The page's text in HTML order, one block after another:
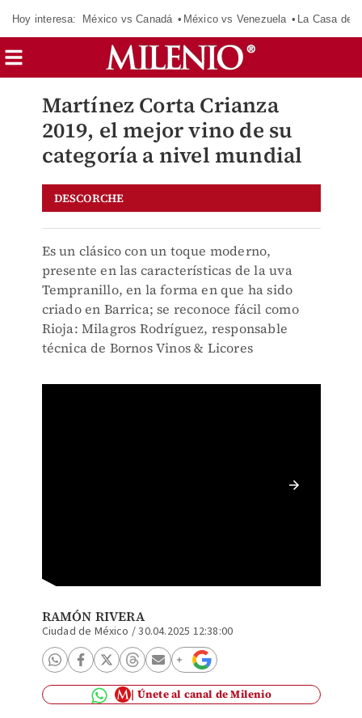
Hoy interesa: México vs Canadá México vs Venezuela La Casa de
Martínez Corta Crianza
2019, el mejor vino de su
categoría a nivel mundial
DESCORCHE
Es un clásico con un toque moderno,
presente en las características de la uva
Tempranillo, en la forma en que ha sido
criado en Barrica; se reconoce fácil como
Rioja: Milagros Rodríguez, responsable
técnica de Bornos Vinos & Licores
RAMÓN RIVERA
Ciudad de México /30.04.2025 12:38:00
Únete al canal de Milenio